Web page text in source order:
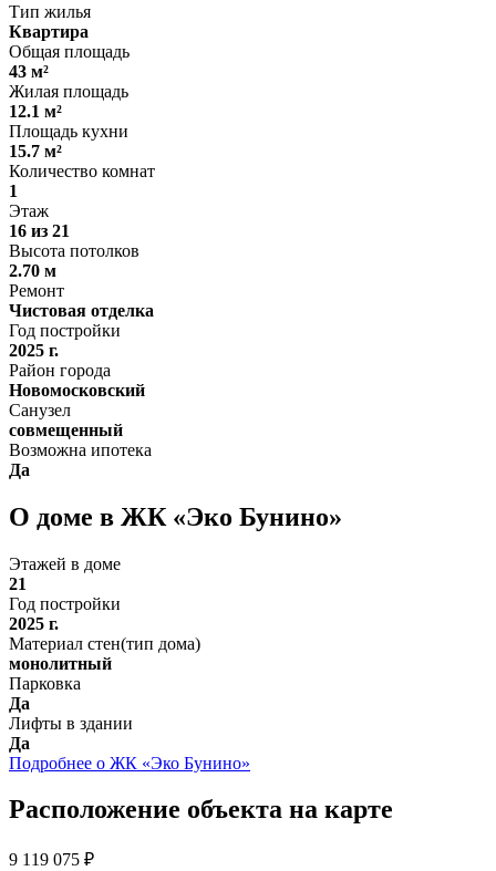
Тип жилья
Квартира
Общая площадь
43 м²
Жилая площадь
12.1 м²
Площадь кухни
15.7 м²
Количество комнат
1
Этаж
16 из 21
Высота потолков
2.70 м
Ремонт
Чистовая отделка
Год постройки
2025 г.
Район города
Новомосковский
Санузел
совмещенный
Возможна ипотека
Да
О доме в ЖК «Эко Бунино»
Этажей в доме
21
Год постройки
2025 г.
Материал стен(тип дома)
монолитный
Парковка
Да
Лифты в здании
Да
Подробнее о ЖК «Эко Бунино»
Расположение объекта на карте
9 119 075 ₽